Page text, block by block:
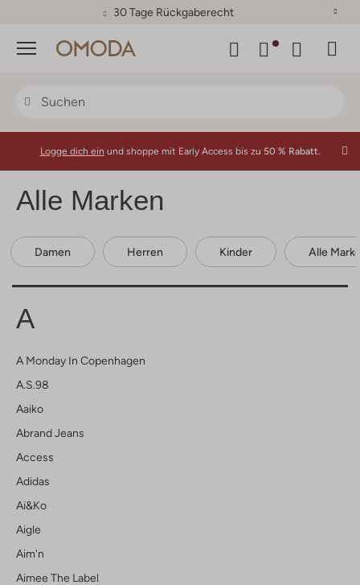
30 Tage Rückgaberecht
Menü
Logge dich ein und shoppe mit Early Access bis zu 50 % Rabatt.
Alle Marken
Damen Herren Kinder Alle
A
A Monday In Copenhagen
A.s.98
Aaiko
Abrand Jeans
Access
Adidas
Ai&ko
Aigle
Aim'n
Aimee The Label